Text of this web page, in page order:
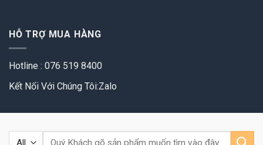
HỖ TRỢ MUA HÀNG
Hotline : 076 519 8400
Kết Nối Với Chúng Tôi:Zalo
Tìm